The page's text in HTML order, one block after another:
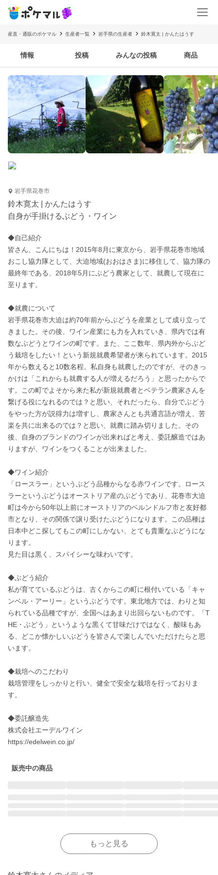
産直・通販のポケマル 生産者一覧 岩手県の生産者 鈴木寛太 | かんたはうす
情報 投稿 みんなの投稿 商品
岩手県花巻市
鈴木寛太 | かんたはうす
自身が手掛けるぶどう・ワイン
◆自己紹介
皆さん、こんにちは！2015年8月に東京から、岩手県花巻市地域
おこし協力隊として、大迫地域(おおはさま)に移住して、協力隊の
最終年である、2018年5月にぶどう農家として、就農して現在に
至ります。
◆就農について
岩手県花巻市大迫は約70年前からぶどうを産業として成り立って
きました。その後、ワイン産業にも力を入れていき、県内では有
数なぶどうとワインの町です。また、ここ数年、県内外からぶど
う栽培をしたい！という新規就農希望者が来られています。2015
年から数えると10数名程。私自身も就農したのですが、そのきっ
かけは「これからも就農する人が増えるだろう」と思ったからで
す。この町でよそから来た私が新規就農者とベテラン農家さんを
繋げる役になれるのでは？と思い、それだったら、自分でぶどう
をやった方が説得力は増すし、農家さんとも共通言語が増え、苦
楽を共に出来るのでは？と思い、就農に踏み切りました。その
後、自身のブランドのワインが出来ればと考え、委託醸造ではあ
りますが、ワインをつくることが出来ました。
◆ワイン紹介
「ロースラー」というぶどう品種からなる赤ワインです。ロース
ラーというぶどうはオーストリア産のぶどうであり、花巻市大迫
町は今から50年以上前にオーストリアのベルンドルフ市と友好都
市となり、その関係で譲り受けたぶどうになります。この品種は
日本中どこ探してもこの町にしかない、とても貴重なぶどうにな
ります。
見た目は黒く、スパイシーな味わいです。
◆ぶどう紹介
私が育てているぶどうは、古くからこの町に根付いている「キャ
ンベル・アーリー」というぶどうです。東北地方では、わりと知
られている品種ですが、全国へはあまり出回らないものです。「T
HE・ぶどう」というような黒くて甘味だけではなく、酸味もあ
る、どこか懐かしいぶどうを皆さんで楽しんでいただけたらと思
います。
◆栽培へのこだわり
栽培管理をしっかりと行い、健全で安全な栽培を行っておりま
す。
◆委託醸造先
株式会社エーデルワイン
販売中の商品
もっと見る